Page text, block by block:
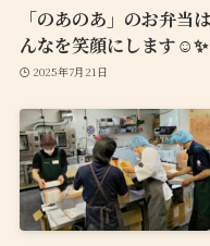
「のあのあ」のお弁当
んなを笑顔にします☺️✨
2025年7月21日